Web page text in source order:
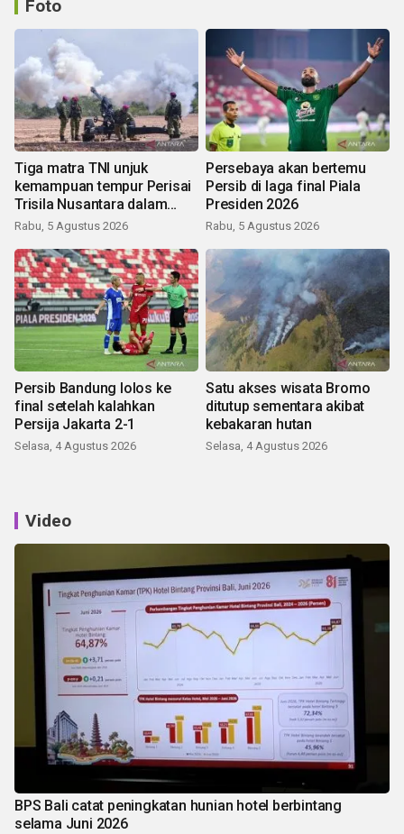
Foto
Tiga matra TNI unjuk
kemampuan tempur Perisai
Trisila Nusantara dalam
latihan di Kepri
Rabu, 5 Agustus 2026
Persebaya akan bertemu
Persib di laga final Piala
Presiden 2026
Rabu, 5 Agustus 2026
Persib Bandung lolos ke
final setelah kalahkan
Persija Jakarta 2-1
Selasa, 4 Agustus 2026
Satu akses wisata Bromo
ditutup sementara akibat
kebakaran hutan
Selasa, 4 Agustus 2026
Video
BPS Bali catat peningkatan hunian hotel berbintang
selama Juni 2026